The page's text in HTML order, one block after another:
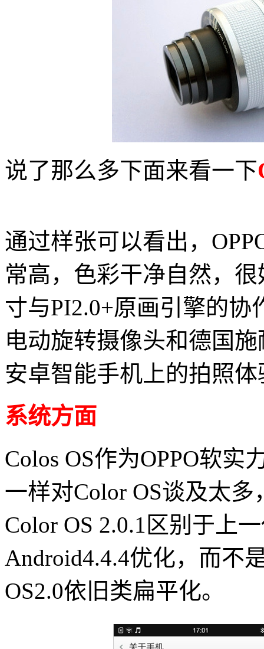
说了那么多下面来看一下
通过样张可以看出，
常高，色彩干净自然，
寸与PI2.0+原画引擎的协
电动旋转摄像头和德国
安卓智能手机上的拍照体
系统方面
Colos OS作为OPPO软
一样对Color OS谈及太
Color OS 2.0.1区别于上
Android4.4.4优化，而不
OS2.0依旧类扁平化。